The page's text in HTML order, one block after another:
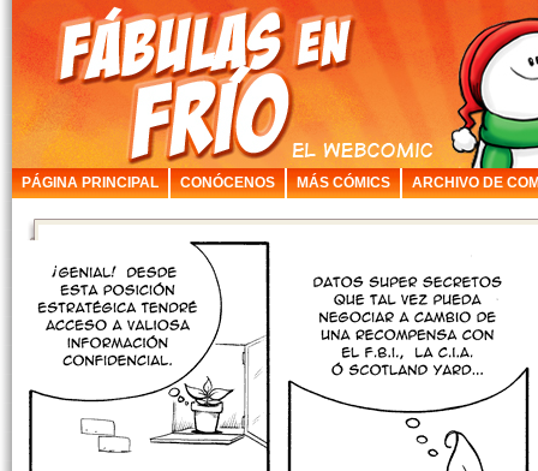
PÁGINA PRINCIPAL CONÓCENOS MÁS CÓMICS ARCHIVO DE